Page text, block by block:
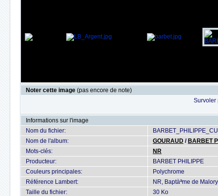
Noter cette image (pas encore de note)
Survoler
Informations sur l'image
Nom du fichier:
Nom de l'album:
GOURAUD / BARBET
Mots-clés:
NR
Producteur:
BARBET PHILIPPE
Couleurs principales:
Polychrome
Référence Lambert:
NR, Baptàªme de Malory
Taille du fichier:
30 Ko